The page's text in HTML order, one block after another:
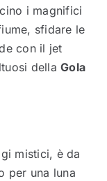
i magnifici
sfidare le
con il jet
dellaGola
mistici, è da
per una luna